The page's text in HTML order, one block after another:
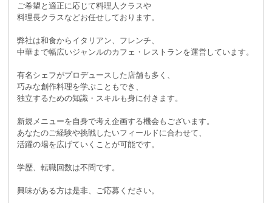
ご希望と適正に応じて料理人クラスや
料理長クラスなどお任せしております。
弊社は和食からイタリアン、フレンチ、
中華まで幅広いジャンルのカフェ・レストランを運営しています。
有名シェフがプロデュースした店舗も多く、
巧みな創作料理を学ぶこともでき、
独立するための知識・スキルも身に付きます。
新規メニューを自身で考え企画する機会もございます。
あなたのご経験や挑戦したいフィールドに合わせて、
活躍の場を広げていくことが可能です。
学歴、転職回数は不問です。
興味がある方は是非、ご応募ください。